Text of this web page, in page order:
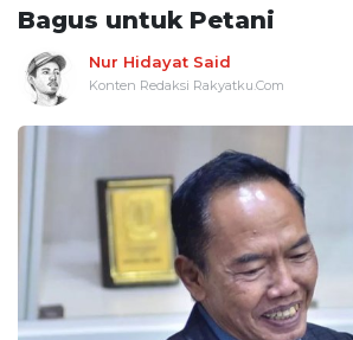
Bagus untuk Petani
Nur Hidayat Said
Konten Redaksi Rakyatku.Com